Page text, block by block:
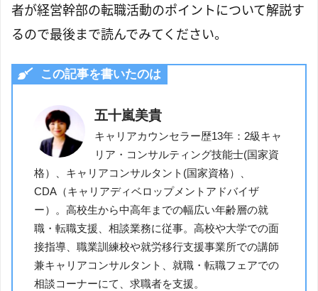
者が経営幹部の転職活動のポイントについて解説す
るので最後まで読んでみてください。
この記事を書いたのは
五十嵐美貴
キャリアカウンセラー歴13年：2級キャ
リア・コンサルティング技能士(国家資
格）、キャリアコンサルタント(国家資格）、
CDA（キャリアディベロップメントアドバイザ
ー）。高校生から中高年までの幅広い年齢層の就
職・転職支援、相談業務に従事。高校や大学での面
接指導、職業訓練校や就労移行支援事業所での講師
兼キャリアコンサルタント、就職・転職フェアでの
相談コーナーにて、求職者を支援。